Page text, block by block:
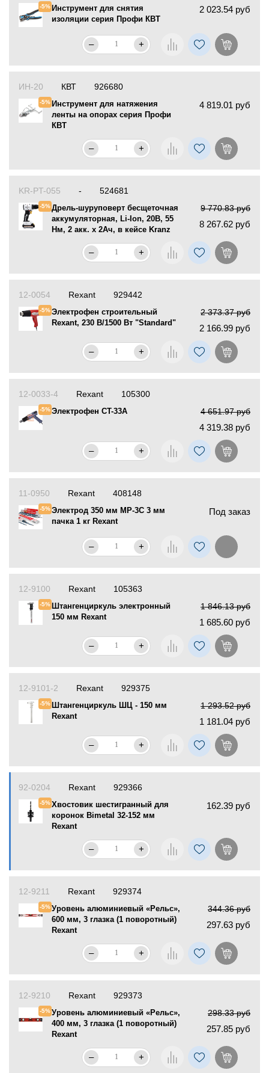
-5%Инструмент для снятия
изоляции серия Профи КВТ
2 023.54 руб
– +
926680
ИН-20
-5%Инструмент для натяжения
ленты на опорах серия Профи
КВТ
4 819.01 руб
КВТ
– +
524681
KR-PT-055
-5%Дрель-шуруповерт бесщеточная
аккумуляторная, Li-Ion, 20В, 55
Нм, 2 акк. х 2Ач, в кейсе Kranz
9 770.83 руб
8 267.62 руб
-
– +
929442
12-0054
-5%Электрофен строительный
Rexant, 230 В/1500 Вт "Standard"
2 373.37 руб
2 166.99 руб
Rexant
– +
105300
12-0033-4
-5%Электрофен CT-33A 4 651.97 руб
4 319.38 руб
Rexant
– +
408148
11-0950
-5%Электрод 350 мм MP-3C 3 мм
пачка 1 кг Rexant
Под заказ
Rexant
– +
105363
12-9100
-5%Штангенциркуль электронный
150 мм Rexant
1 846.13 руб
1 685.60 руб
Rexant
– +
929375
12-9101-2
-5%Штангенциркуль ШЦ - 150 мм
Rexant
1 293.52 руб
1 181.04 руб
Rexant
– +
929366
92-0204
-5%Хвостовик шестигранный для
коронок Bimetal 32-152 мм
Rexant
162.39 руб
Rexant
– +
929374
12-9211
-5%Уровень алюминиевый «Рельс»,
600 мм, 3 глазка (1 поворотный)
Rexant
344.36 руб
297.63 руб
Rexant
– +
929373
12-9210
-5%Уровень алюминиевый «Рельс»,
400 мм, 3 глазка (1 поворотный)
Rexant
298.33 руб
257.85 руб
Rexant
– +